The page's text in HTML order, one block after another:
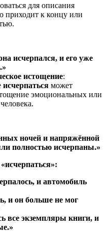
для описания
приходит к концу или
исчерпался, и его уже
истощение:
исчерпаться может
эмоциональных или
ночей и напряжённой
полностью исчерпаны.»
и автомобиль
и он больше не мог
все экземпляры книги, и